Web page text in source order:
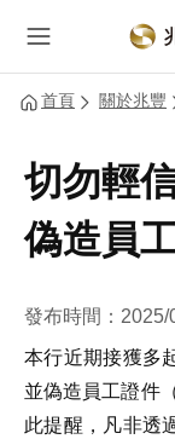
首頁 關於兆豐
切勿輕
偽造員
發布時間：2025/
本行近期接獲多
並偽造員工證件
此提醒，凡非透